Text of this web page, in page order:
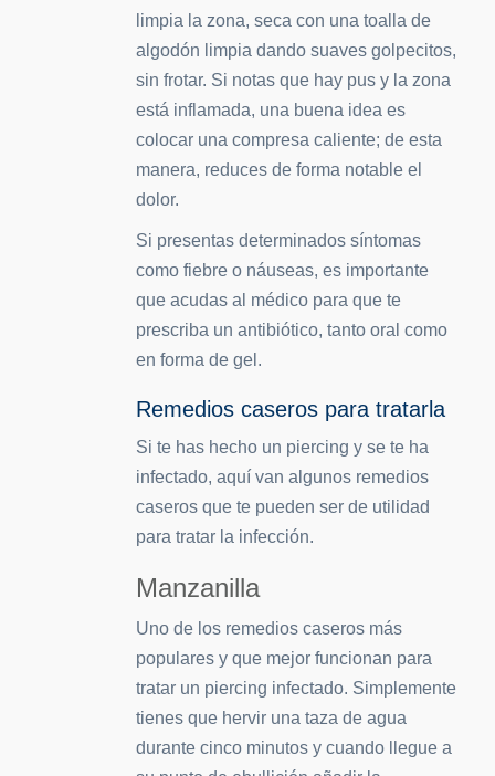
limpia la zona, seca con una toalla de
algodón limpia dando suaves golpecitos,
sin frotar. Si notas que hay pus y la zona
está inflamada, una buena idea es
colocar una compresa caliente; de esta
manera, reduces de forma notable el
dolor.
Si presentas determinados síntomas
como fiebre o náuseas, es importante
que acudas al médico para que te
prescriba un antibiótico, tanto oral como
en forma de gel.
Remedios caseros para tratarla
Si te has hecho un piercing y se te ha
infectado, aquí van algunos remedios
caseros que te pueden ser de utilidad
para tratar la infección.
Manzanilla
Uno de los remedios caseros más
populares y que mejor funcionan para
tratar un piercing infectado. Simplemente
tienes que hervir una taza de agua
durante cinco minutos y cuando llegue a